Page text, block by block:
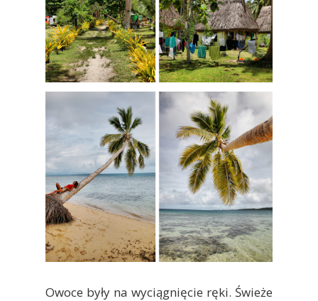
Owoce były na wyciągnięcie ręki. Świeże